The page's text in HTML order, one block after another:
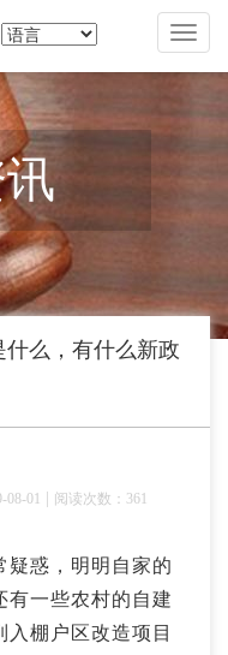
切
换
导
么，有什么新政
01 阅读次数：361
疑惑，明明自家的
有一些农村的自建
棚户区改造项目